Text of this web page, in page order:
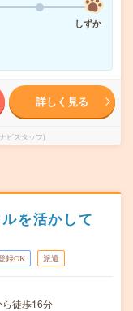
しずか
詳しく見る
ビスタッフ)
を活かして
録OK 派遣
徒歩16分